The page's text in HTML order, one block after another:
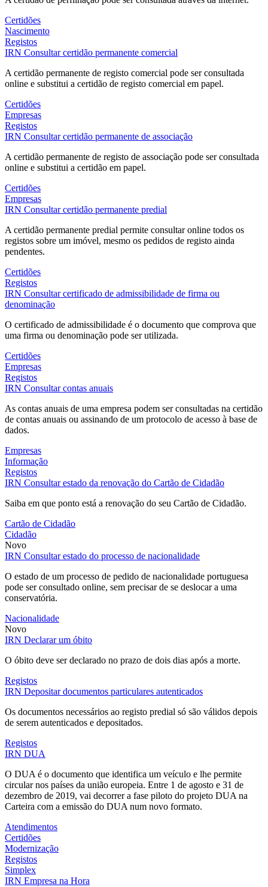
Certidões
Nascimento
Registos
IRN Consultar certidão permanente comercial
A certidão permanente de registo comercial pode ser consultada
online e substitui a certidão de registo comercial em papel.
Certidões
Empresas
Registos
IRN Consultar certidão permanente de associação
A certidão permanente de registo de associação pode ser consultada
online e substitui a certidão em papel.
Certidões
Empresas
IRN Consultar certidão permanente predial
A certidão permanente predial permite consultar online todos os
registos sobre um imóvel, mesmo os pedidos de registo ainda
pendentes.
Certidões
Registos
IRN Consultar certificado de admissibilidade de firma ou
denominação
O certificado de admissibilidade é o documento que comprova que
uma firma ou denominação pode ser utilizada.
Certidões
Empresas
Registos
IRN Consultar contas anuais
As contas anuais de uma empresa podem ser consultadas na certidão
de contas anuais ou assinando de um protocolo de acesso à base de
dados.
Empresas
Informação
Registos
IRN Consultar estado da renovação do Cartão de Cidadão
Saiba em que ponto está a renovação do seu Cartão de Cidadão.
Cartão de Cidadão
Cidadão
Novo
IRN Consultar estado do processo de nacionalidade
O estado de um processo de pedido de nacionalidade portuguesa
pode ser consultado online, sem precisar de se deslocar a uma
conservatória.
Nacionalidade
Novo
IRN Declarar um óbito
O óbito deve ser declarado no prazo de dois dias após a morte.
Registos
IRN Depositar documentos particulares autenticados
Os documentos necessários ao registo predial só são válidos depois
de serem autenticados e depositados.
Registos
IRN DUA
O DUA é o documento que identifica um veículo e lhe permite
circular nos países da união europeia. Entre 1 de agosto e 31 de
dezembro de 2019, vai decorrer a fase piloto do projeto DUA na
Carteira com a emissão do DUA num novo formato.
Atendimentos
Certidões
Modernização
Registos
Simplex
IRN Empresa na Hora